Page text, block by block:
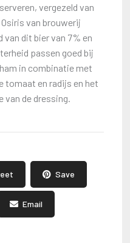
vergezeld van
van brouwerij
van dit bier van 7% en
passen goed bij
in combinatie met
tomaat en radijs en het
de dressing.
Save
Email